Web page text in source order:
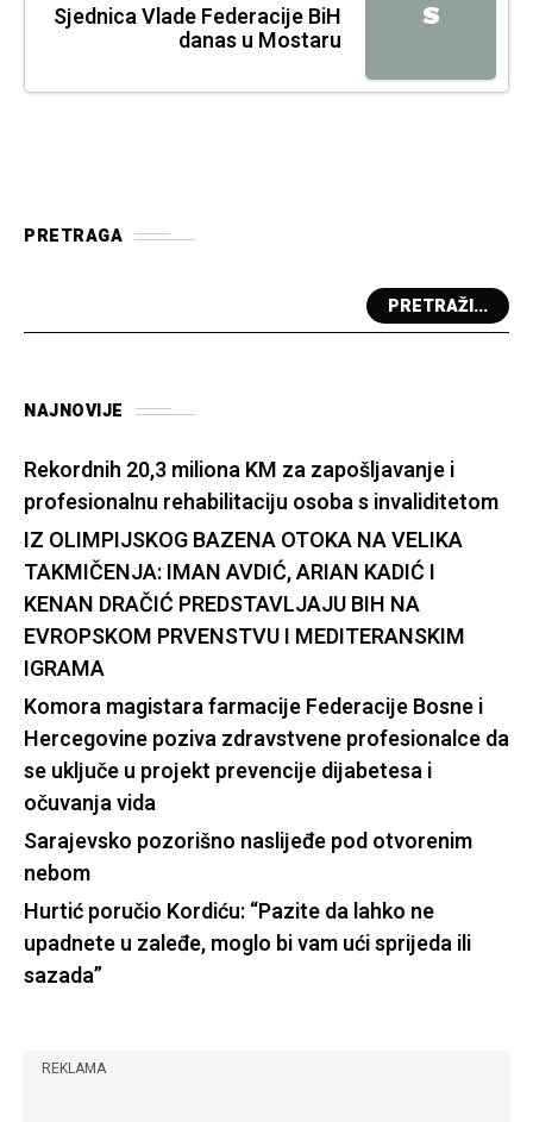
S
Sjednica Vlade Federacije BiH
danas u Mostaru
PRETRAGA
PRETRAŽI...
NAJNOVIJE
Rekordnih 20,3 miliona KM za zapošljavanje i
profesionalnu rehabilitaciju osoba s invaliditetom
IZ OLIMPIJSKOG BAZENA OTOKA NA VELIKA
TAKMIČENJA: IMAN AVDIĆ, ARIAN KADIĆ I
KENAN DRAČIĆ PREDSTAVLJAJU BIH NA
EVROPSKOM PRVENSTVU I MEDITERANSKIM
IGRAMA
Komora magistara farmacije Federacije Bosne i
Hercegovine poziva zdravstvene profesionalce da
se uključe u projekt prevencije dijabetesa i
očuvanja vida
Sarajevsko pozorišno naslijeđe pod otvorenim
nebom
Hurtić poručio Kordiću: “Pazite da lahko ne
upadnete u zaleđe, moglo bi vam ući sprijeda ili
sazada”
REKLAMA